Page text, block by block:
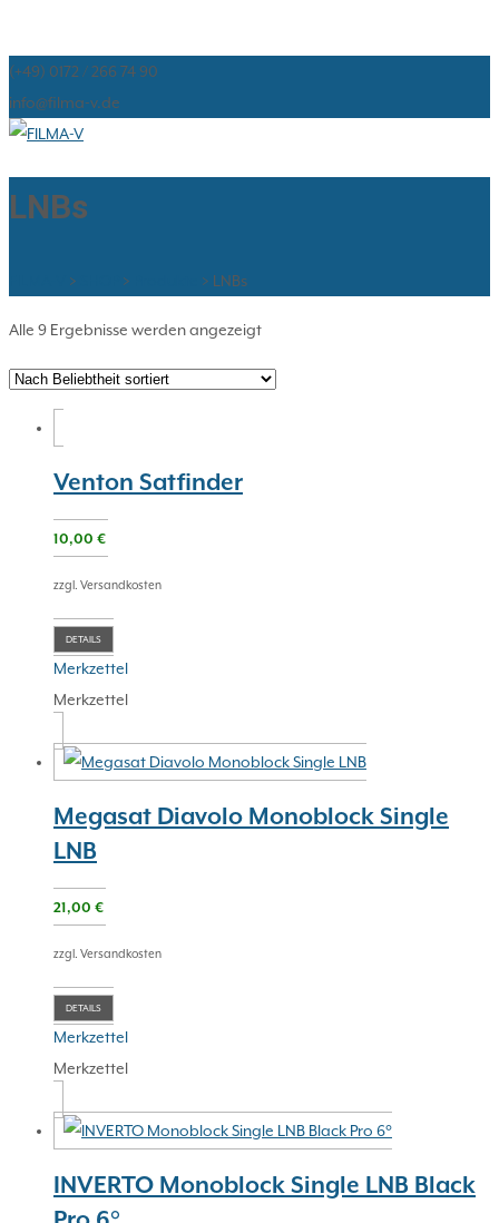
(+49) 0172 / 266 74 90
info@filma-v.de
LNBs
> > > LNBs
Alle 9 Ergebnisse werden angezeigtNach
sortiert
Venton Satfinder
10,00 €
zzgl. Versandkosten
DETAILS
Merkzettel
Merkzettel
Megasat Diavolo Monoblock Single
LNB
21,00 €
zzgl. Versandkosten
DETAILS
Merkzettel
Merkzettel
INVERTO Monoblock Single LNB Black